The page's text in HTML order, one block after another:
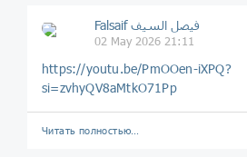
Falsaif فيصل السيف
02 May 2026 21:11
https://youtu.be/PmOOen-iXPQ?
si=zvhyQV8aMtkO71Pp
Читать полностью…